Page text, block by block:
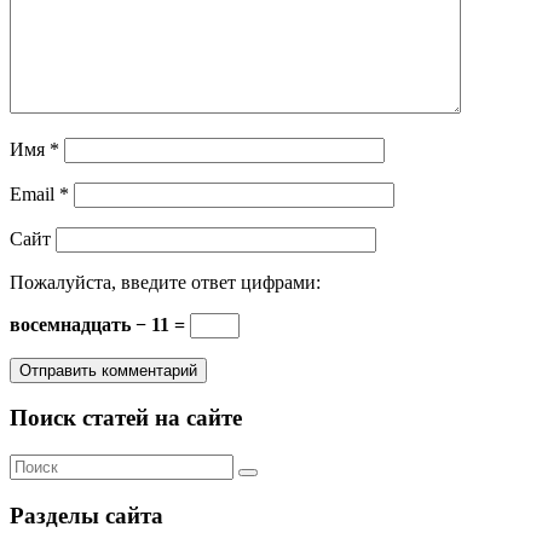
Имя *
Email *
Сайт
Пожалуйста, введите ответ цифрами:
восемнадцать − 11 =
Поиск статей на сайте
Разделы сайта